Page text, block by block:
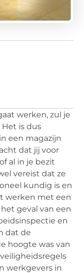
werken, zul je
is dus
een magazijn
dat jij voor
al in je bezit
vereist dat ze
kundig is en
werken met een
geval van een
en
dat de
hoogte was van
werkgevers in